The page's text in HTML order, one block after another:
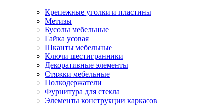
Крепежные уголки и пластины
Метизы
Бусолы мебельные
Гайка усовая
Шканты мебельные
Ключи шестигранники
Декоративные элементы
Стяжки мебельные
Полкодержатели
Фурнитура для стекла
Элементы конструкции каркасов